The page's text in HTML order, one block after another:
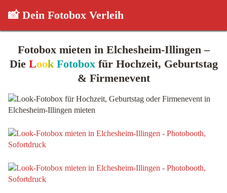
📸 Dein Fotobox Verleih
Fotobox mieten in Elchesheim-Illingen –
Die Look Fotoboxfür Hochzeit, Geburtstag
& Firmenevent